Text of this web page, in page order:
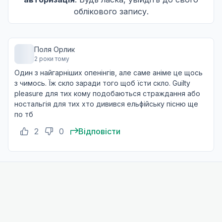
Немовля: Сеуглін
26 вер. 2004
11
03 жовт. 2004
Q
12
облікового запису.
Поля Орлик
2 роки тому
Один з найгарніших опенінгів, але саме аніме це щось
з чимось. Їж скло заради того щоб їсти скло. Guilty
pleasure для тих кому подобаються страждання або
ностальгія для тих хто дивився ельфійську пісню ще
по тб
2 0 Відповісти